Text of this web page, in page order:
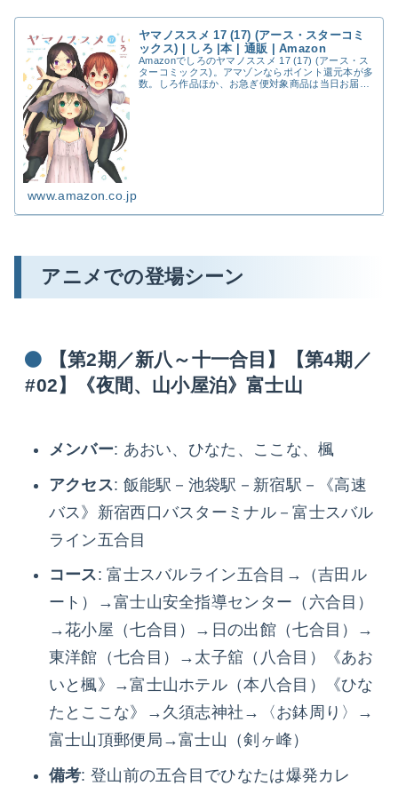
ヤマノススメ 17 (17) (アース・スターコミ
ックス) | しろ |本 | 通販 | Amazon
Amazonでしろのヤマノススメ 17 (17) (アース・ス
ターコミックス)。アマゾンならポイント還元本が多
数。しろ作品ほか、お急ぎ便対象商品は当日お届け
www.amazon.co.jp
アニメでの登場シーン
【第2期／新八～十一合目】【第4期／
#02】《夜間、山小屋泊》富士山
メンバー: あおい、ひなた、ここな、楓
アクセス: 飯能駅－池袋駅－新宿駅－《高速
バス》新宿西口バスターミナル－富士スバル
ライン五合目
コース: 富士スバルライン五合目→（吉田ル
ート）→富士山安全指導センター（六合目）
→花小屋（七合目）→日の出館（七合目）→
東洋館（七合目）→太子舘（八合目）《あお
いと楓》→富士山ホテル（本八合目）《ひな
たとここな》→久須志神社→〈お鉢周り〉→
富士山頂郵便局→富士山（剣ヶ峰）
備考: 登山前の五合目でひなたは爆発カレ